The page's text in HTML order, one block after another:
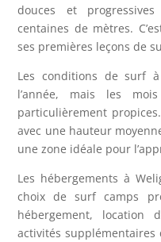
douces et
centaines de mètres.
ses premières leçons de
Les conditions de surf
l’année, mais les
particulièrement
avec une hauteur
une zone idéale pour
Les hébergements à
choix de surf camps
hébergement,
activités supplémentaires